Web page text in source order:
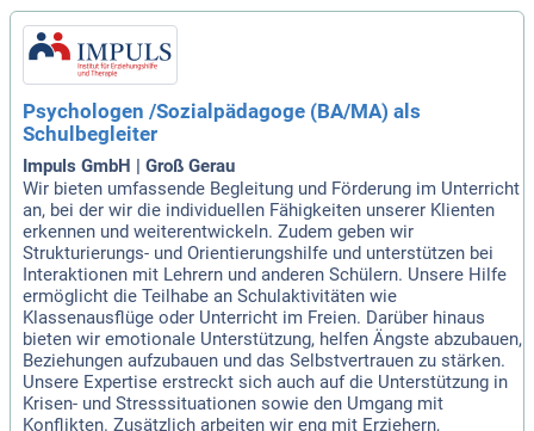
Psychologen /Sozialpädagoge (BA/MA) als
Schulbegleiter
Impuls GmbH | Groß Gerau
Wir bieten umfassende Begleitung und Förderung im Unterricht
an, bei der wir die individuellen Fähigkeiten unserer Klienten
erkennen und weiterentwickeln. Zudem geben wir
Strukturierungs- und Orientierungshilfe und unterstützen bei
Interaktionen mit Lehrern und anderen Schülern. Unsere Hilfe
ermöglicht die Teilhabe an Schulaktivitäten wie
Klassenausflüge oder Unterricht im Freien. Darüber hinaus
bieten wir emotionale Unterstützung, helfen Ängste abzubauen,
Beziehungen aufzubauen und das Selbstvertrauen zu stärken.
Unsere Expertise erstreckt sich auch auf die Unterstützung in
Krisen- und Stresssituationen sowie den Umgang mit
Konflikten. Zusätzlich arbeiten wir eng mit Erziehern,